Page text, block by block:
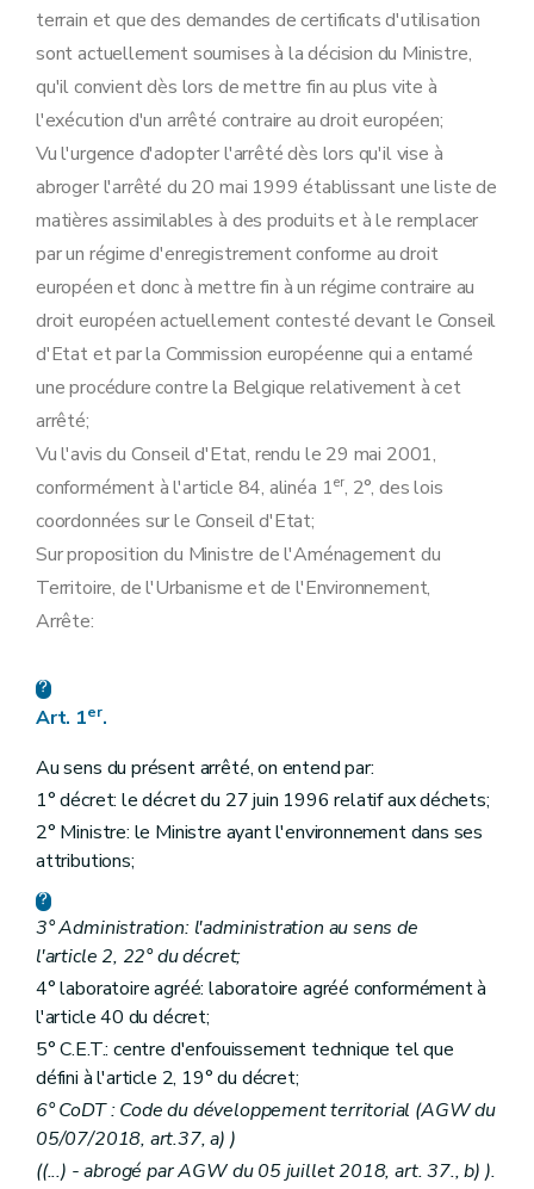
terrain et que des demandes de certificats d'utilisation
sont actuellement soumises à la décision du Ministre,
qu'il convient dès lors de mettre fin au plus vite à
l'exécution d'un arrêté contraire au droit européen;
Vu l'urgence d'adopter l'arrêté dès lors qu'il vise à
abroger l'arrêté du 20 mai 1999 établissant une liste de
matières assimilables à des produits et à le remplacer
par un régime d'enregistrement conforme au droit
européen et donc à mettre fin à un régime contraire au
droit européen actuellement contesté devant le Conseil
d'Etat et par la Commission européenne qui a entamé
une procédure contre la Belgique relativement à cet
arrêté;
Vu l'avis du Conseil d'Etat, rendu le 29 mai 2001,
conformément à l'article 84, alinéa 1er, 2°, des lois
coordonnées sur le Conseil d'Etat;
Sur proposition du Ministre de l'Aménagement du
Territoire, de l'Urbanisme et de l'Environnement,
Arrête:
Art. 1er.
Au sens du présent arrêté, on entend par:
1° décret: le décret du 27 juin 1996 relatif aux déchets;
2° Ministre: le Ministre ayant l'environnement dans ses
attributions;
3° Administration: l'administration au sens de
l'article 2, 22° du décret;
4° laboratoire agréé: laboratoire agréé conformément à
l'article 40 du décret;
5° C.E.T.: centre d'enfouissement technique tel que
défini à l'article 2, 19° du décret;
6° CoDT : Code du développement territorial (AGW du
05/07/2018, art.37, a) )
((...) - abrogé par AGW du 05 juillet 2018, art. 37., b) ).